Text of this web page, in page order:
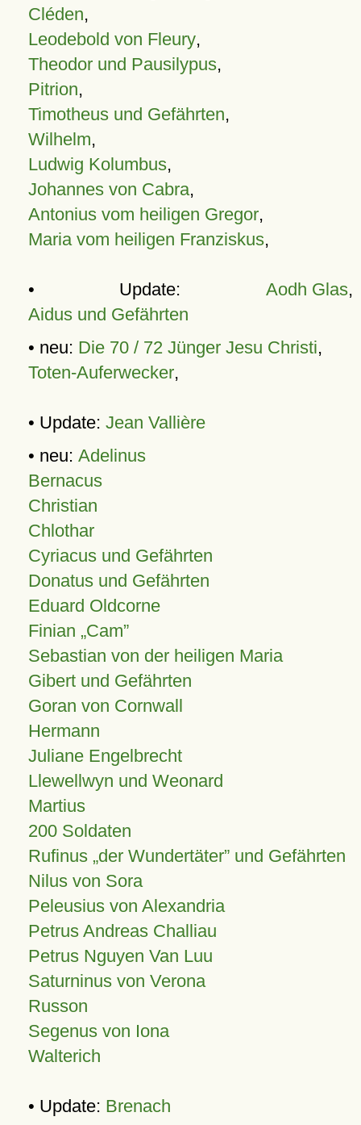
Cléden,
Leodebold von Fleury,
Theodor und Pausilypus,
Pitrion,
Timotheus und Gefährten,
Wilhelm,
Ludwig Kolumbus,
Johannes von Cabra,
Antonius vom heiligen Gregor,
Maria vom heiligen Franziskus,
• Update: Aodh Glas,
Aidus und Gefährten
• neu: Die 70 / 72 Jünger Jesu Christi,
Toten-Auferwecker,
• Update: Jean Vallière
• neu: Adelinus
Bernacus
Christian
Chlothar
Cyriacus und Gefährten
Donatus und Gefährten
Eduard Oldcorne
Finian Cam
Sebastian von der heiligen Maria
Gibert und Gefährten
Goran von Cornwall
Hermann
Juliane Engelbrecht
Llewellwyn und Weonard
Martius
200 Soldaten
Rufinus „der Wundertäter” und Gefährten
Nilus von Sora
Peleusius von Alexandria
Petrus Andreas Challiau
Petrus Nguyen Van Luu
Saturninus von Verona
Russon
Segenus von Iona
Walterich
• Update: Brenach